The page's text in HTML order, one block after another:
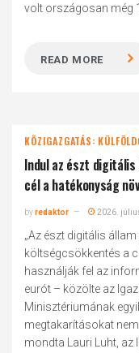
volt országosan még
READ MORE
KÖZIGAZGATÁS:
Indul az észt
cél a hatékonyság
byredaktor 2026.
„Az észt digitális
költségcsökkentés a
használják fel az
eurót – közölte az
Minisztériumának
megtakarításokat
mondta Lauri Luht, az